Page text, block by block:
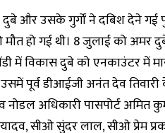
और उसके गुर्गों ने दबिश देने गई
हो गई थी। 8 जुलाई को अमर
में विकास दुबे को एनकाउंटर में
उसमें पूर्व डीआईजी अनंत देव
अधिकारी पासपोर्ट
यादव, सीओ सुंदर लाल, सीओ प्रेम